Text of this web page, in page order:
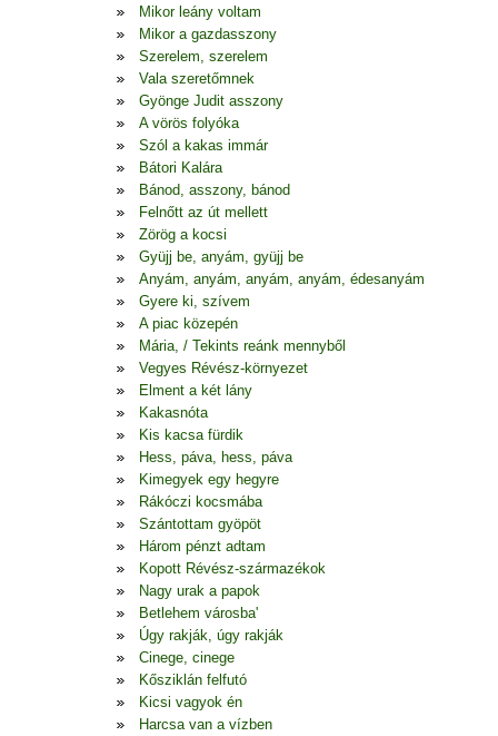
Mikor leány voltam
Mikor a gazdasszony
Szerelem, szerelem
Vala szeretőmnek
Gyönge Judit asszony
A vörös folyóka
Szól a kakas immár
Bátori Kalára
Bánod, asszony, bánod
Felnőtt az út mellett
Zörög a kocsi
Gyüjj be, anyám, gyüjj be
Anyám, anyám, anyám, anyám, édesanyám
Gyere ki, szívem
A piac közepén
Mária, / Tekints reánk mennyből
Vegyes Révész-környezet
Elment a két lány
Kakasnóta
Kis kacsa fürdik
Hess, páva, hess, páva
Kimegyek egy hegyre
Rákóczi kocsmába
Szántottam gyöpöt
Három pénzt adtam
Kopott Révész-származékok
Nagy urak a papok
Betlehem városba'
Úgy rakják, úgy rakják
Cinege, cinege
Kősziklán felfutó
Kicsi vagyok én
Harcsa van a vízben